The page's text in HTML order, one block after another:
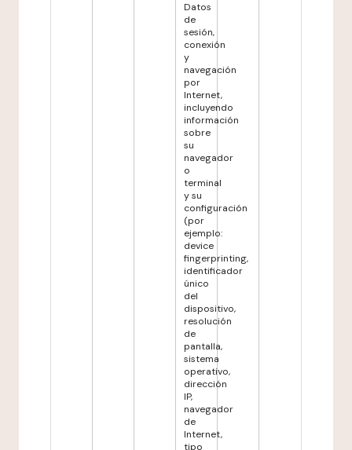
Datos
de
sesión,
conexión
y
navegación
por
Internet,
incluyendo
información
sobre
su
navegador
o
terminal
y su
configuración
(por
ejemplo:
device
fingerprinting,
identificador
único
del
dispositivo,
resolución
de
pantalla,
sistema
operativo,
dirección
IP,
navegador
de
Internet,
tipo